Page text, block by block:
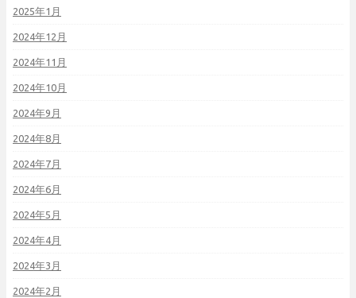
2025年1月
2024年12月
2024年11月
2024年10月
2024年9月
2024年8月
2024年7月
2024年6月
2024年5月
2024年4月
2024年3月
2024年2月